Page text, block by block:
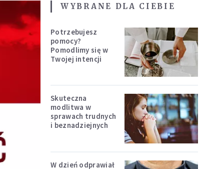
WYBRANE DLA CIEBIE
Potrzebujesz
pomocy?
Pomodlimy się w
Twojej intencji
Skuteczna
modlitwa w
sprawach trudnych
i beznadziejnych
W dzień odprawiał